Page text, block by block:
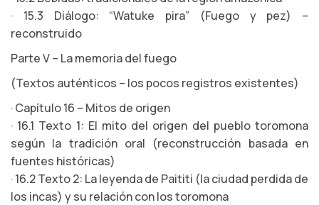
· 15.3 Diálogo: “Watuke pira” (Fuego y pez) –
reconstruido
Parte V – La memoria del fuego
(Textos auténticos – los pocos registros existentes)
· Capítulo 16 – Mitos de origen
· 16.1 Texto 1: El mito del origen del pueblo toromona
según la tradición oral (reconstrucción basada en
fuentes históricas)
· 16.2 Texto 2: La leyenda de Paititi (la ciudad perdida de
los incas) y su relación con los toromona